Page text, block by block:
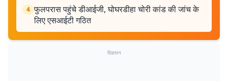
4 फुलपरास पहुंचे डीआईजी, घोघरडीहा चोरी कांड की जांच के
लिए एसआईटी गठित
विज्ञापन